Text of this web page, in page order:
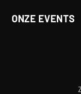
ONZE EVENTS